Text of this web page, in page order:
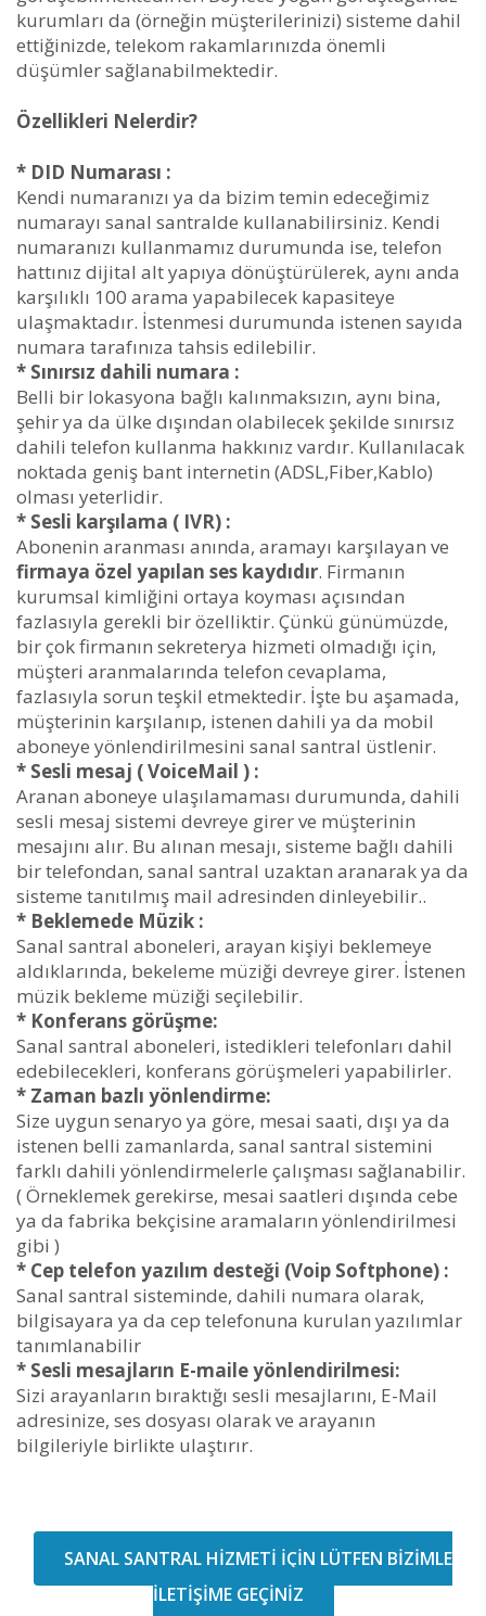
kurumları da (örneğin müşterilerinizi) sisteme dahil
ettiğinizde, telekom rakamlarınızda önemli
düşümler sağlanabilmektedir.
Özellikleri Nelerdir?
* DID Numarası :
Kendi numaranızı ya da bizim temin edeceğimiz
numarayı sanal santralde kullanabilirsiniz. Kendi
numaranızı kullanmamız durumunda ise, telefon
hattınız dijital alt yapıya dönüştürülerek, aynı anda
karşılıklı 100 arama yapabilecek kapasiteye
ulaşmaktadır. İstenmesi durumunda istenen sayıda
numara tarafınıza tahsis edilebilir.
* Sınırsız dahili numara :
Belli bir lokasyona bağlı kalınmaksızın, aynı bina,
şehir ya da ülke dışından olabilecek şekilde sınırsız
dahili telefon kullanma hakkınız vardır. Kullanılacak
noktada geniş bant internetin (ADSL,Fiber,Kablo)
olması yeterlidir.
* Sesli karşılama ( IVR) :
Abonenin aranması anında, aramayı karşılayan ve
firmaya özel yapılan ses kaydıdır. Firmanın
kurumsal kimliğini ortaya koyması açısından
fazlasıyla gerekli bir özelliktir. Çünkü günümüzde,
bir çok firmanın sekreterya hizmeti olmadığı için,
müşteri aranmalarında telefon cevaplama,
fazlasıyla sorun teşkil etmektedir. İşte bu aşamada,
müşterinin karşılanıp, istenen dahili ya da mobil
aboneye yönlendirilmesini sanal santral üstlenir.
* Sesli mesaj ( VoiceMail ) :
Aranan aboneye ulaşılamaması durumunda, dahili
sesli mesaj sistemi devreye girer ve müşterinin
mesajını alır. Bu alınan mesajı, sisteme bağlı dahili
bir telefondan, sanal santral uzaktan aranarak ya da
sisteme tanıtılmış mail adresinden dinleyebilir..
* Beklemede Müzik :
Sanal santral aboneleri, arayan kişiyi beklemeye
aldıklarında, bekeleme müziği devreye girer. İstenen
müzik bekleme müziği seçilebilir.
* Konferans görüşme:
Sanal santral aboneleri, istedikleri telefonları dahil
edebilecekleri, konferans görüşmeleri yapabilirler.
* Zaman bazlı yönlendirme:
Size uygun senaryo ya göre, mesai saati, dışı ya da
istenen belli zamanlarda, sanal santral sistemini
farklı dahili yönlendirmelerle çalışması sağlanabilir.
( Örneklemek gerekirse, mesai saatleri dışında cebe
ya da fabrika bekçisine aramaların yönlendirilmesi
gibi )
* Cep telefon yazılım desteği (Voip Softphone) :
Sanal santral sisteminde, dahili numara olarak,
bilgisayara ya da cep telefonuna kurulan yazılımlar
tanımlanabilir
* Sesli mesajların E-maileyönlendirilmesi:
Sizi arayanların bıraktığı sesli mesajlarını, E-Mail
adresinize, ses dosyası olarak ve arayanın
bilgileriyle birlikte ulaştırır.
SANAL SANTRAL HİZMETİ İÇİN LÜTFEN BİZİMLE
İLETİŞİME GEÇİNİZ